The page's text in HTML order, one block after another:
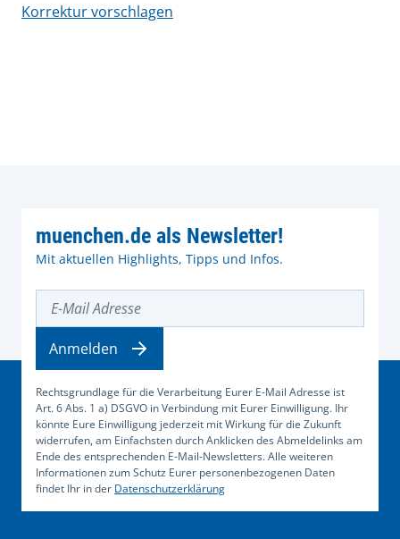
Korrektur vorschlagen
muenchen.de als Newsletter!
Mit aktuellen Highlights, Tipps und Infos.
Rechtsgrundlage für die Verarbeitung Eurer E-Mail Adresse ist
Art. 6 Abs. 1 a) DSGVO in Verbindung mit Eurer Einwilligung. Ihr
könnte Eure Einwilligung jederzeit mit Wirkung für die Zukunft
widerrufen, am Einfachsten durch Anklicken des Abmeldelinks am
Ende des entsprechenden E-Mail-Newsletters. Alle weiteren
Informationen zum Schutz Eurer personenbezogenen Daten
findet Ihr in der Datenschutzerklärung
Anmelden